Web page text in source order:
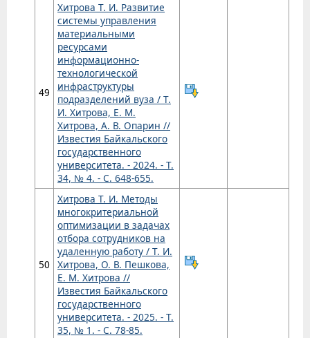
49
Хитрова Т. И. Развитие
системы управления
материальными
ресурсами
информационно-
технологической
инфраструктуры
подразделений вуза / Т.
И. Хитрова, Е. М.
Хитрова, А. В. Опарин //
Известия Байкальского
государственного
университета. - 2024. - Т.
34, № 4. - С. 648-655.
50
Хитрова Т. И. Методы
многокритериальной
оптимизации в задачах
отбора сотрудников на
удаленную работу / Т. И.
Хитрова, О. В. Пешкова,
Е. М. Хитрова //
Известия Байкальского
государственного
университета. - 2025. - Т.
35, № 1. - С. 78-85.